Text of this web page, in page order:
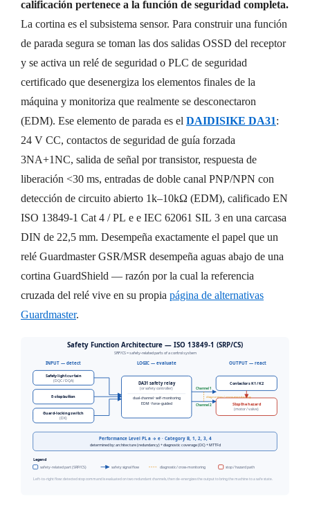
calificación pertenece a la función de seguridad completa.
La cortina es el subsistema sensor. Para construir una función
de parada segura se toman las dos salidas OSSD del receptor
y se activa un relé de seguridad o PLC de seguridad
certificado que desenergiza los elementos finales de la
máquina y monitoriza que realmente se desconectaron
(EDM). Ese elemento de parada es el DAIDISIKE DA31:
24 V CC, contactos de seguridad de guía forzada
3NA+1NC, salida de señal por transistor, respuesta de
liberación <30 ms, entradas de doble canal PNP/NPN con
detección de circuito abierto 1k–10kΩ (EDM), calificado EN
ISO 13849-1 Cat 4 / PL e e IEC 62061 SIL 3 en una carcasa
DIN de 22,5 mm. Desempeña exactamente el papel que un
relé Guardmaster GSR/MSR desempeña aguas abajo de una
cortina GuardShield — razón por la cual la referencia
cruzada del relé vive en su propia página de alternativas
Guardmaster.